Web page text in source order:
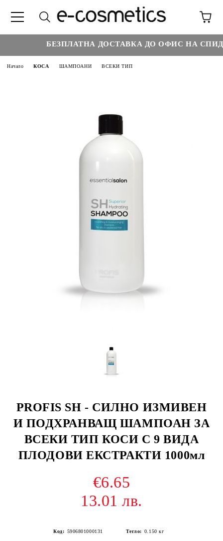
БЕЗПЛАТНА ДОСТАВКА ДО ОФИС НА
Начало КОСА ШАМПОАНИ ВСЕКИ ТИП
PROFIS SH - СИЛНО ИЗМИВЕН
И ПОДХРАНВАЩ ШАМПОАН ЗА
ВСЕКИ ТИП КОСИ С 9 ВИДА
ПЛОДОВИ ЕКСТРАКТИ 1000мл
€6.65
13.01 лв.
Код: 5906801000131 Тегло: 0.150 кг